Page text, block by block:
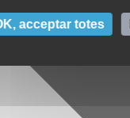
acceptar totes